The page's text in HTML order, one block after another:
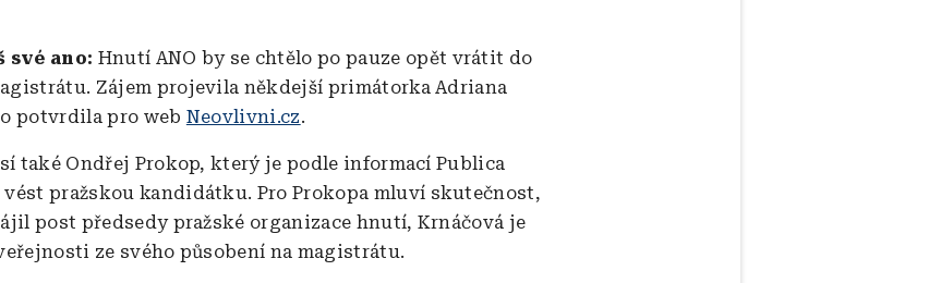
své ano: Hnutí ANO by se chtělo po pauze opět vrátit do
Zájem projevila někdejší primátorka Adriana
potvrdila pro web Neovlivni.cz.
také Ondřej Prokop, který je podle informací Publica
pražskou kandidátku. Pro Prokopa mluví skutečnost,
post předsedy pražské organizace hnutí, Krnáčová je
ze svého působení na magistrátu.